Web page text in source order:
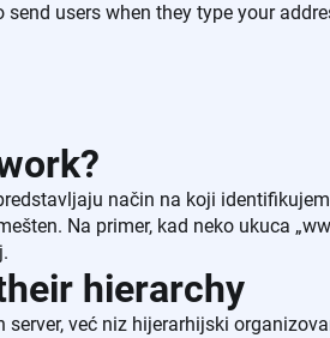
users when they type your
način na koji
Na primer, kad neko ukuca
hierarchy
server, već niz hijerarhijski